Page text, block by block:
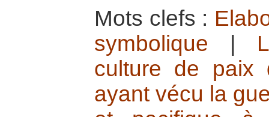
Mots clefs :
symbolique
culture de paix
ayant vécu la